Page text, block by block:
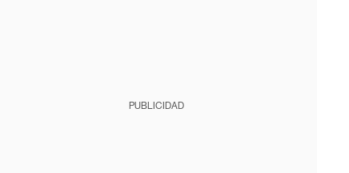
PUBLICIDAD